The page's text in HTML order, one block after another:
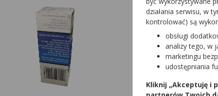
Dawka
działania serwisu, w
kontrolować) są
obsługi
analizy tego, w
marketingu
udostępniania
Kliknij „Akceptuję i